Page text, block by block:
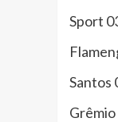
Sport
Santos